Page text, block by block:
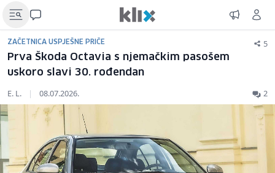
ZAČETNICA USPJEŠNE PRIČE 5
Prva Škoda Octavia s njemačkim pasošem
uskoro slavi 30. rođendan
E. L. | 08.07.2026. 2